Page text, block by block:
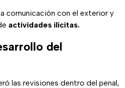
comunicación con el exterior y
actividades ilícitas.
del
las revisiones dentro del penal,